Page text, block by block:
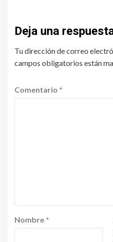
Deja una
Tu dirección de correo
campos obligatorios están
Comentario *
Nombre *